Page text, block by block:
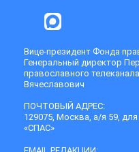
Вице-президент Фонда
Генеральный директор
православного
Вячеславович
ПОЧТОВЫЙ АДРЕС:
129075, Москва, а/я 59,
«СПАС»